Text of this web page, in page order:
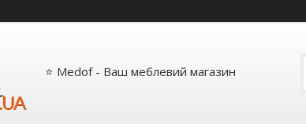
⭐ Medof - Ваш меблевий магазин